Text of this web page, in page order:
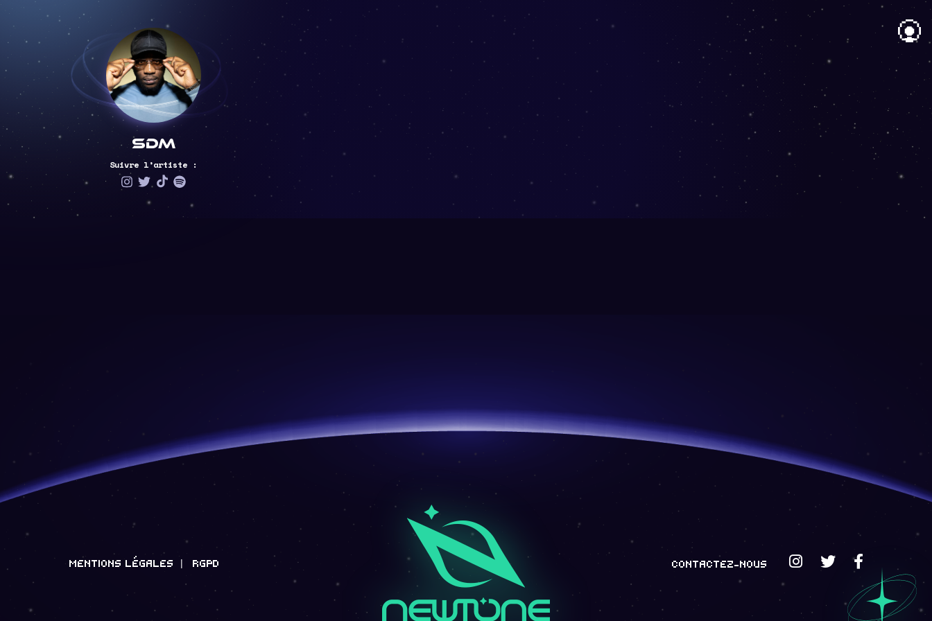
SDM
Suivre l’artiste :
MENTIONS LÉGALES RGPD CONTACTEZ-NOUS